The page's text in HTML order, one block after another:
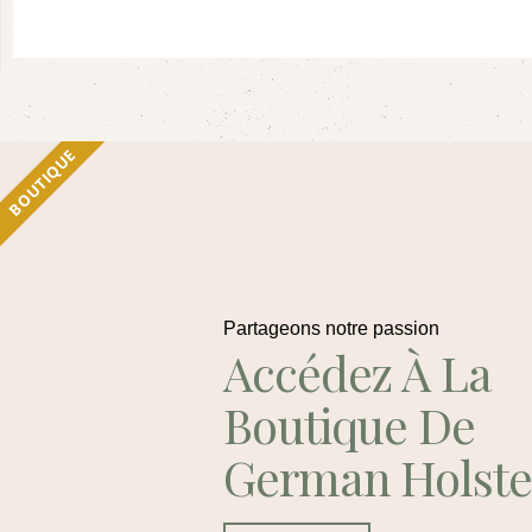
Partageons notre passion
Accédez À La
Boutique De
German
BOUTIQUE